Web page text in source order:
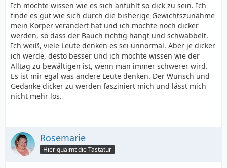
Ich möchte wissen wie es sich anfühlt so dick zu sein. Ich
finde es gut wie sich durch die bisherige Gewichtszunahme
mein Körper verändert hat und ich möchte noch dicker
werden, so dass der Bauch richtig hängt und schwabbelt.
Ich weiß, viele Leute denken es sei unnormal. Aber je dicker
ich werde, desto besser und ich möchte wissen wie der
Alltag zu bewältigen ist, wenn man immer schwerer wird.
Es ist mir egal was andere Leute denken. Der Wunsch und
Gedanke dicker zu werden fasziniert mich und lässt mich
nicht mehr los.
Rosemarie
Hier qualmt die Tastatur